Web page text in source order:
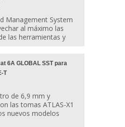
Management System
al máximo las
las herramientas y
6A GLOBAL SST para
T
de 6,9 mm y
las tomas ATLAS-X1
nuevos modelos